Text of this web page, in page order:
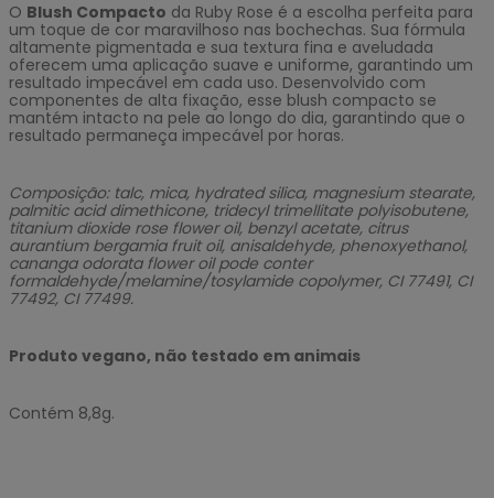
O Blush Compacto da Ruby Rose é a escolha perfeita para
um toque de cor maravilhoso nas bochechas. Sua fórmula
altamente pigmentada e sua textura fina e aveludada
oferecem uma aplicação suave e uniforme, garantindo um
resultado impecável em cada uso. Desenvolvido com
componentes de alta fixação, esse blush compacto se
mantém intacto na pele ao longo do dia, garantindo que o
resultado permaneça impecável por horas.
Composição: talc, mica, hydrated silica, magnesium stearate,
palmitic acid dimethicone, tridecyl trimellitate polyisobutene,
titanium dioxide rose flower oil, benzyl acetate, citrus
aurantium bergamia fruit oil, anisaldehyde, phenoxyethanol,
cananga odorata flower oil pode conter
formaldehyde/melamine/tosylamide copolymer, CI 77491, CI
77492, CI 77499.
Produto vegano, não testado em animais
Contém 8,8g.